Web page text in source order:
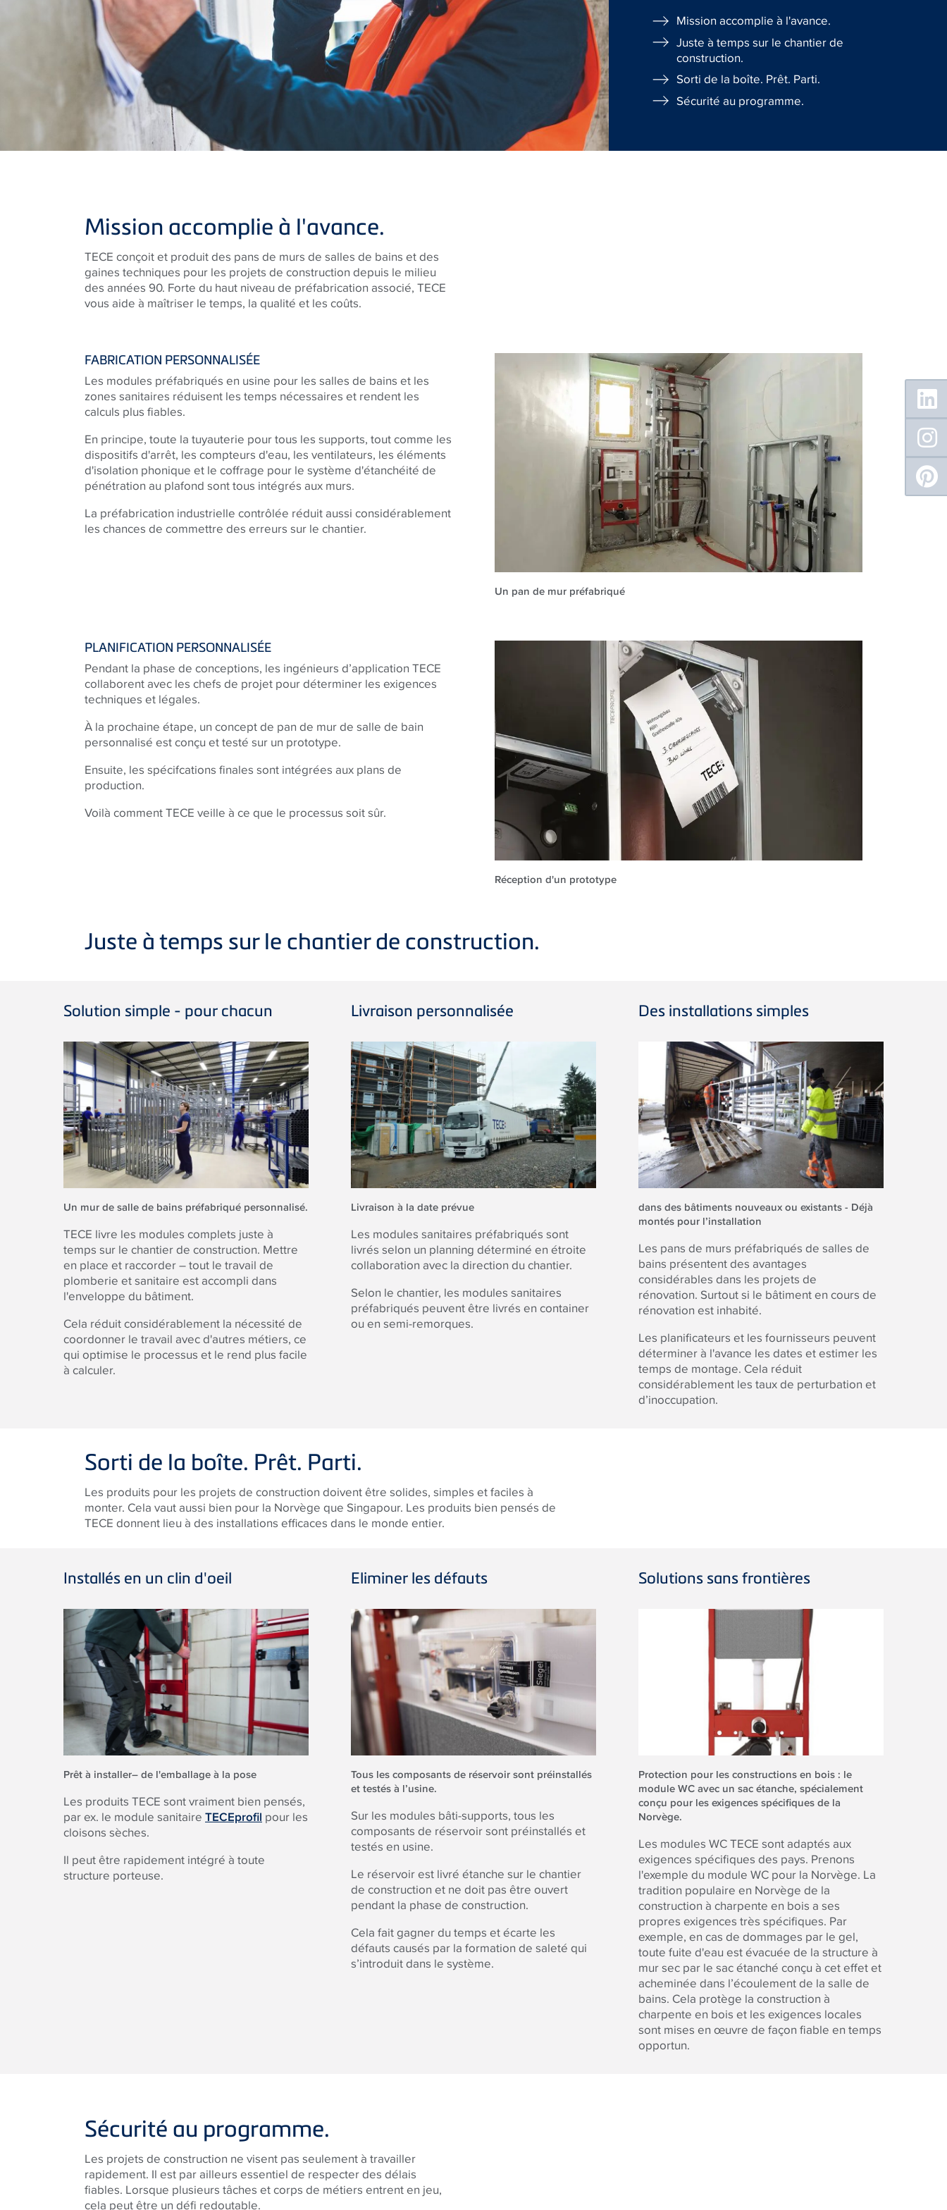
Mission accomplie à l'avance.
Juste à temps sur le chantier de
construction.
Sorti de la boîte. Prêt. Parti.
Sécurité au programme.
Mission accomplie à l'avance.
TECE conçoit et produit des pans de murs de salles de bains et des
gaines techniques pour les projets de construction depuis le milieu
des années 90. Forte du haut niveau de préfabrication associé, TECE
vous aide à maîtriser le temps, la qualité et les coûts.
FABRICATION PERSONNALISÉE
Les modules préfabriqués en usine pour les salles de bains et les
zones sanitaires réduisent les temps nécessaires et rendent les
calculs plus fiables.
En principe, toute la tuyauterie pour tous les supports, tout comme les
dispositifs d'arrêt, les compteurs d'eau, les ventilateurs, les éléments
d'isolation phonique et le coffrage pour le système d'étanchéité de
pénétration au plafond sont tous intégrés aux murs.
La préfabrication industrielle contrôlée réduit aussi considérablement
les chances de commettre des erreurs sur le chantier.
Un pan de mur préfabriqué
PLANIFICATION PERSONNALISÉE
Pendant la phase de conceptions, les ingénieurs d’application TECE
collaborent avec les chefs de projet pour déterminer les exigences
techniques et légales.
À la prochaine étape, un concept de pan de mur de salle de bain
personnalisé est conçu et testé sur un prototype.
Ensuite, les spécifcations finales sont intégrées aux plans de
production.
Voilà commentTECE veille à ce que le processus soit sûr.
Réception d'un prototype
Juste à temps sur le chantier de construction.
Solution simple - pour chacun
Un mur de salle de bains préfabriqué personnalisé.
TECE livre les modules complets juste à
temps sur le chantier de construction. Mettre
en place et raccorder – tout le travail de
plomberie et sanitaire est accompli dans
l'enveloppe du bâtiment.
Cela réduit considérablement la nécessité de
coordonner le travail avec d'autres métiers, ce
qui optimise le processus et le rend plus facile
à calculer.
Livraison personnalisée
Livraison à la date prévue
Les modules sanitaires préfabriqués sont
livrés selon un planning déterminé en étroite
collaboration avec la direction du chantier.
Selon le chantier, les modules sanitaires
préfabriqués peuvent être livrés en container
ou en semi-remorques.
Des installations simples
dans des bâtiments nouveaux ou existants - Déjà
montés pour l’installation
Les pans de murs préfabriqués de salles de
bains présentent des avantages
considérables dans les projets de
rénovation. Surtout si le bâtiment en cours de
rénovation est inhabité.
Les planificateurs et les fournisseurs peuvent
déterminer à l'avance les dates et estimer les
temps de montage. Cela réduit
considérablement les taux de perturbation et
d’inoccupation.
Sorti de la boîte. Prêt. Parti.
Les produits pour les projets de construction doivent être solides, simples et faciles à
monter. Cela vaut aussi bien pour la Norvège que Singapour. Les produits bien pensés de
TECE donnent lieu à des installations efficaces dans le monde entier.
Installés en un clin d'oeil
Prêt à installer– de l'emballage à la pose
Les produits TECE sont vraiment bien pensés,
par ex. le module sanitaire TECEprofil pour les
cloisons sèches.
Il peut être rapidement intégré à toute
structure porteuse.
Eliminer les défauts
Tous les composants de réservoir sont préinstallés
et testés à l’usine.
Sur les modules bâti-supports, tous les
composants de réservoir sont préinstallés et
testés en usine.
Le réservoir est livré étanche sur le chantier
de construction et ne doit pas être ouvert
pendant la phase de construction.
Cela fait gagner du temps et écarte les
défauts causés par la formation de saleté qui
s’introduit dans le système.
Solutions sans frontières
Protection pour les constructions en bois : le
module WC avec un sac étanche, spécialement
conçu pour les exigences spécifiques de la
Norvège.
Les modules WCTECE sont adaptés aux
exigences spécifiques des pays. Prenons
l'exemple du module WC pour la Norvège. La
tradition populaire en Norvège de la
construction à charpente en bois a ses
propres exigences très spécifiques. Par
exemple, en cas de dommages par le gel,
toute fuite d'eau est évacuée de la structure à
mur sec par le sac étanché conçu à cet effet et
acheminée dans l’écoulement de la salle de
bains. Cela protège la construction à
charpente en bois et les exigences locales
sont mises en œuvre de façon fiable en temps
opportun.
Sécurité au programme.
Les projets de construction ne visent pas seulement à travailler
rapidement. Il est par ailleurs essentiel de respecter des délais
fiables. Lorsque plusieurs tâches et corps de métiers entrent en jeu,
cela peut être un défi redoutable.
Floating